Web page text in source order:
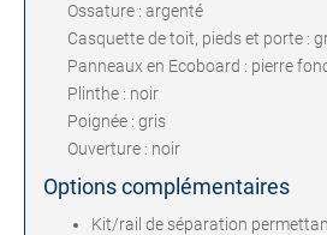
Ossature : argenté
Casquette de toit, pieds et porte :
Panneaux en Ecoboard : pierre
Plinthe : noir
Poignée : gris
Ouverture : noir
Options complémentaires
Kit/rail de séparation